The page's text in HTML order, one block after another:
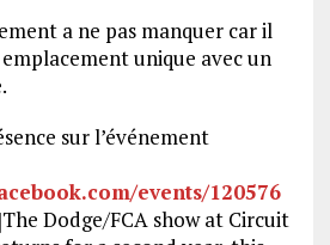
a ne pas manquer car il
unique avec un
sur l’événement
events/120576
Dodge/FCA show at Circuit